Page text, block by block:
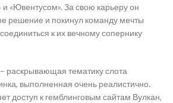
«Ювентусом». За свою карьеру он
решение и покинул команду мечты
к их вечному сопернику
раскрывающая тематику слота
выполненная очень реалистично.
доступ к гемблинговым сайтам Вулкан,